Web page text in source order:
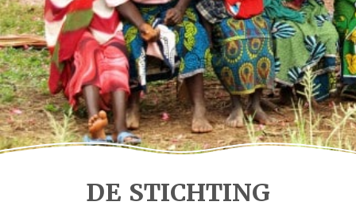
DE STICHTING